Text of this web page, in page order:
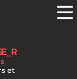
E_R
et